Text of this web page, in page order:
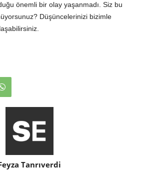
önemli bir olay yaşanmadı. Siz bu
Düşüncelerinizi bizimle
Tanrıverdi